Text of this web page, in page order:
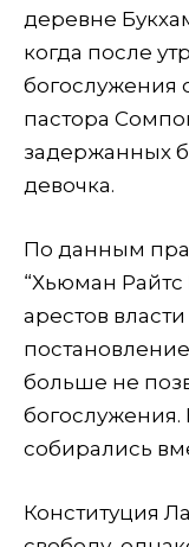
деревне
когда после
богослужения
пастора
задержанных
девочка.
По данным
“Хьюман Райтс
арестов
больше не
собирались
Конституция